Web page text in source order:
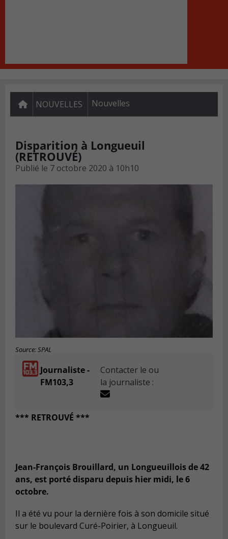
NOUVELLES Nouvelles
Disparition à Longueuil
(RETROUVÉ)
Publié le 7 octobre 2020 à 10h10
Source: SPAL
Journaliste -
FM103,3
Contacter le ou
la journaliste :
*** RETROUVÉ ***
Jean-François Brouillard, un Longueuillois de 42
ans, est porté disparu depuis hier midi, le 6
octobre.
Il a été vu pour la dernière fois à son domicile situé
sur le boulevard Curé-Poirier, à Longueuil.